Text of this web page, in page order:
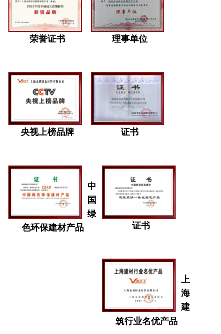
荣誉证书 理事单位
央视上榜品牌 证书
中
国
绿
色环保建材产品
证书
上
海
建
筑行业名优产品